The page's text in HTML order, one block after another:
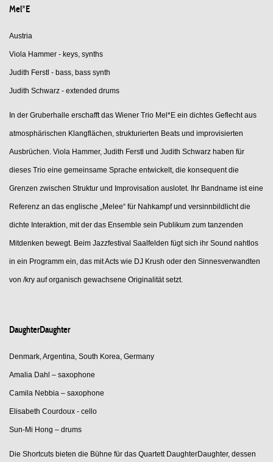
Mel*E
Austria
Viola Hammer - keys, synths
Judith Ferstl - bass, bass synth
Judith Schwarz - extended drums
In der Gruberhalle erschafft das Wiener Trio Mel*E ein dichtes Geflecht aus
atmosphärischen Klangflächen, strukturierten Beats und improvisierten
Ausbrüchen. Viola Hammer, Judith Ferstl und Judith Schwarz haben für
dieses Trio eine gemeinsame Sprache entwickelt, die konsequent die
Grenzen zwischen Struktur und Improvisation auslotet. Ihr Bandname ist eine
Referenz an das englische „Melee“ für Nahkampf und versinnbildlicht die
dichte Interaktion, mit der das Ensemble sein Publikum zum tanzenden
Mitdenken bewegt. Beim Jazzfestival Saalfelden fügt sich ihr Sound nahtlos
in ein Programm ein, das mit Acts wie DJ Krush oder den Sinnesverwandten
von /kry auf organisch gewachsene Originalität setzt.
DaughterDaughter
Denmark, Argentina, South Korea, Germany
Amalia Dahl – saxophone
Camila Nebbia – saxophone
Elisabeth Courdoux - cello
Sun-Mi Hong – drums
Die Shortcuts bieten die Bühne für das Quartett DaughterDaughter, dessen